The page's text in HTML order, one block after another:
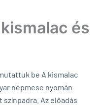
és
be A kismalac
népmese nyomán
Az előadás